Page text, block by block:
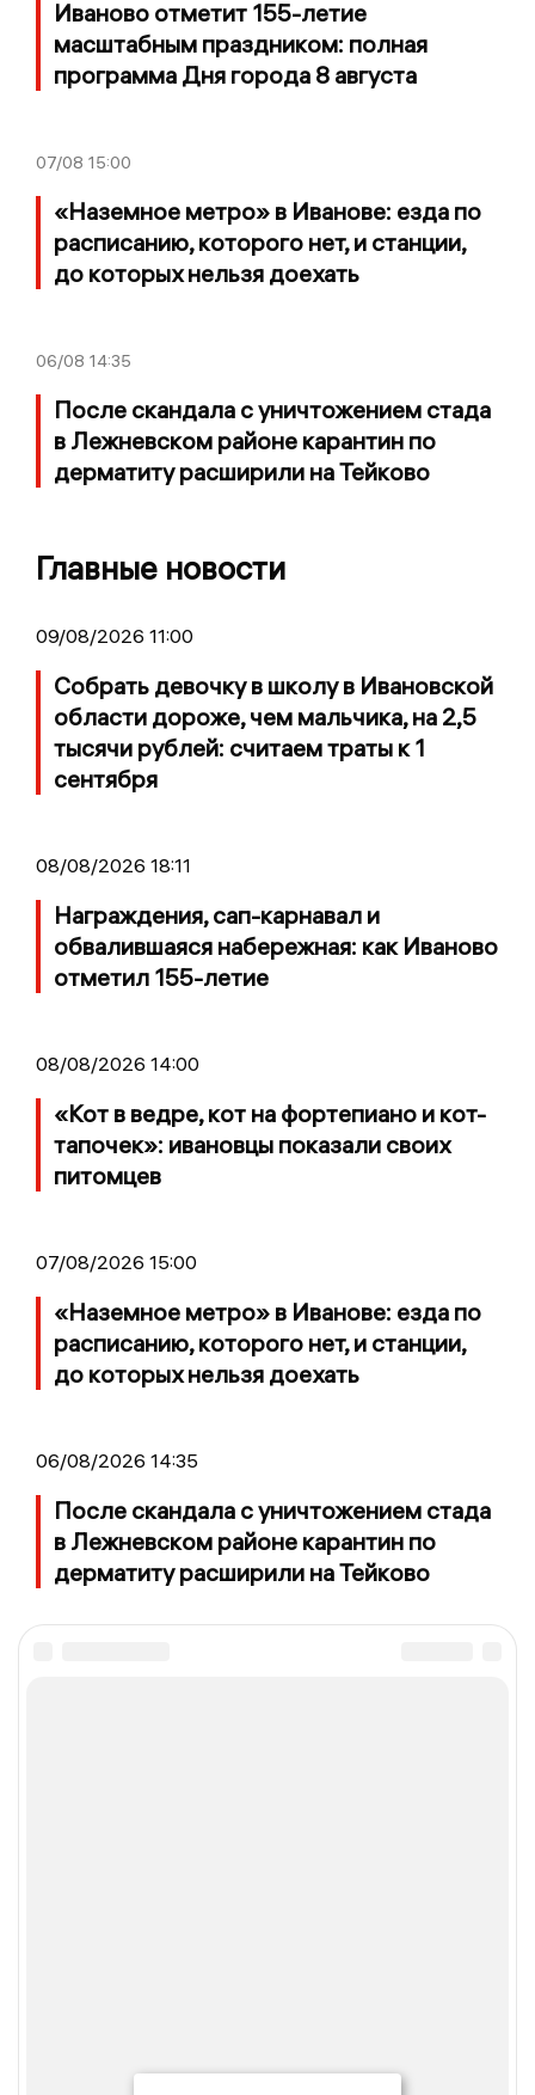
Иваново отметит 155-летие
масштабным праздником: полная
программа Дня города 8 августа
07/08 15:00
«Наземное метро» в Иванове: езда по
расписанию, которого нет, и станции,
до которых нельзя доехать
06/08 14:35
После скандала с уничтожением стада
в Лежневском районе карантин по
дерматиту расширили на Тейково
Главные новости
09/08/2026 11:00
Собрать девочку в школу в Ивановской
области дороже, чем мальчика, на 2,5
тысячи рублей: считаем траты к 1
сентября
08/08/2026 18:11
Награждения, сап-карнавал и
обвалившаяся набережная: как Иваново
отметил 155-летие
08/08/2026 14:00
«Кот в ведре, кот на фортепиано и кот-
тапочек»: ивановцы показали своих
питомцев
07/08/2026 15:00
«Наземное метро» в Иванове: езда по
расписанию, которого нет, и станции,
до которых нельзя доехать
06/08/2026 14:35
После скандала с уничтожением стада
в Лежневском районе карантин по
дерматиту расширили на Тейково